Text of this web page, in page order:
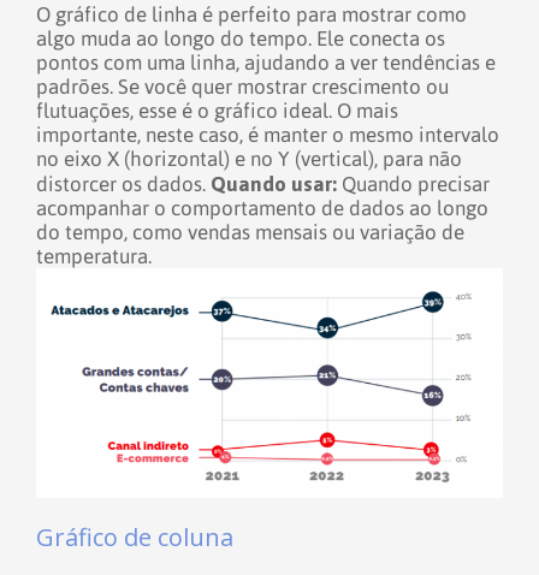
O gráfico de linha é perfeito para mostrar como
algo muda ao longo do tempo. Ele conecta os
pontos com uma linha, ajudando a ver tendências e
padrões. Se você quer mostrar crescimento ou
flutuações, esse é o gráfico ideal. O mais
importante, neste caso, é manter o mesmo intervalo
no eixo X (horizontal) e no Y (vertical), para não
distorcer os dados. Quando usar: Quando precisar
acompanhar o comportamento de dados ao longo
do tempo, como vendas mensais ou variação de
temperatura.
Gráfico de coluna